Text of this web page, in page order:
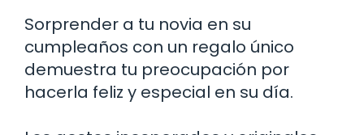
Sorprender a tu novia en su
cumpleaños con un regalo único
demuestra tu preocupación por
hacerla feliz y especial en su día.